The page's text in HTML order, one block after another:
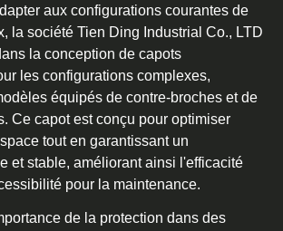
aux configurations courantes de
la société Tien Ding Industrial Co., LTD
la conception de capots
les configurations complexes,
équipés de contre-broches et de
Ce capot est conçu pour optimiser
tout en garantissant un
et stable, améliorant ainsi l'efficacité
pour la maintenance.
de la protection dans des